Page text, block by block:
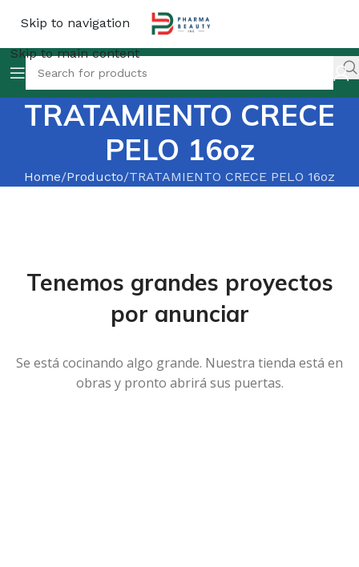
Skip to navigation
Skip to main content
TRATAMIENTO CRECE
PELO 16oz
Home Producto TRATAMIENTO CRECE PELO 16oz
Tenemos grandes proyectos
por anunciar
Se está cocinando algo grande. Nuestra tienda está en
obras y pronto abrirá sus puertas.